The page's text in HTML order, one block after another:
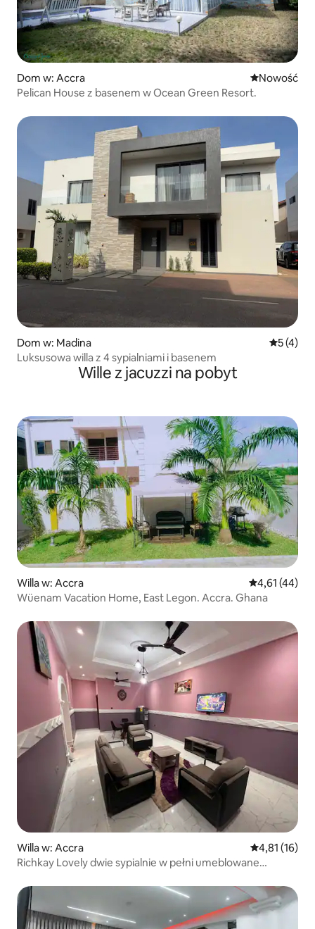
Dom w: Accra Nowe
Nowość
Pelican House z basenem w Ocean Green Resort.
Dom w: Madina Średnia
5 (4)
Luksusowa willa z 4 sypialniami i basenem
Wille z jacuzzi na pobyt
Willa w: Accra Średnia
4,61 (44)
Wüenam Vacation Home, East Legon. Accra. Ghana
Willa w: Accra Średnia
4,81 (16)
Richkay Lovely dwie sypialnie w pełni umeblowane